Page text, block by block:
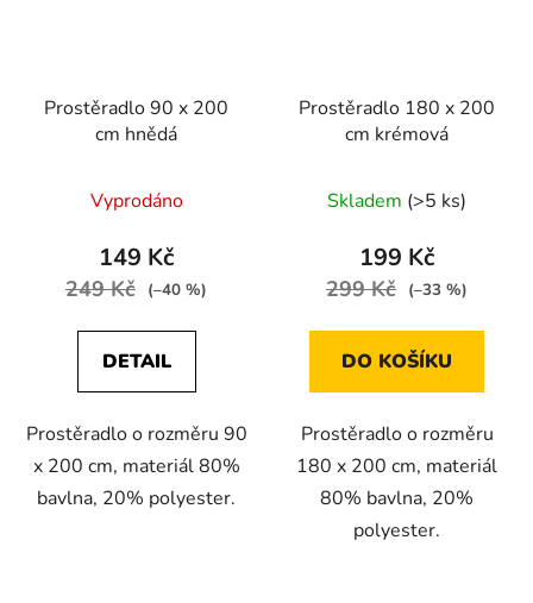
Prostěradlo 90 x 200
cm hnědá
Vyprodáno
149 Kč
249 Kč (–40 %)
DETAIL
Prostěradlo o rozměru 90
x 200 cm, materiál 80%
bavlna, 20% polyester.
Prostěradlo 180 x 200
cm krémová
Skladem (>5 ks)
199 Kč
299 Kč (–33 %)
DO KOŠÍKU
Prostěradlo o rozměru
180 x 200 cm, materiál
80% bavlna, 20%
polyester.